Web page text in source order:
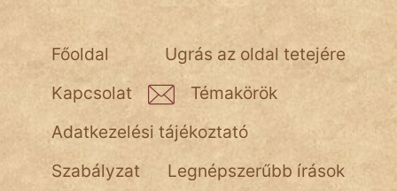
vörös ördög
nagyöreg
NapHold
Név nélkül
Ugrás az oldal tetejére
Főoldal
Kapcsolat
Témakörök
Adatkezelési tájékoztató
Szabályzat
Legnépszerűbb írások